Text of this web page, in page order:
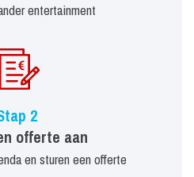
entertainment
2
offerte aan
en sturen een offerte